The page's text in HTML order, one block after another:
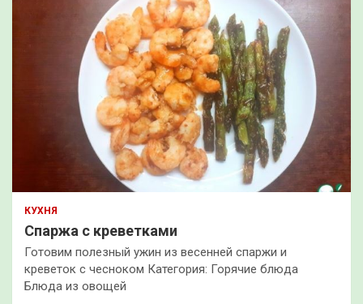
КУХНЯ
Спаржа с креветками
Готовим полезный ужин из весенней спаржи и
креветок с чесноком Категория: Горячие блюда
Блюда из овощей